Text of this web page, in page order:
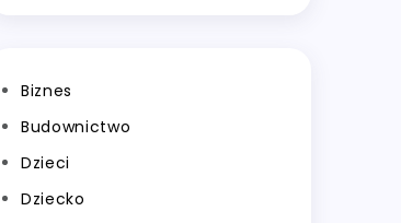
Biznes
Budownictwo
Dzieci
Dziecko